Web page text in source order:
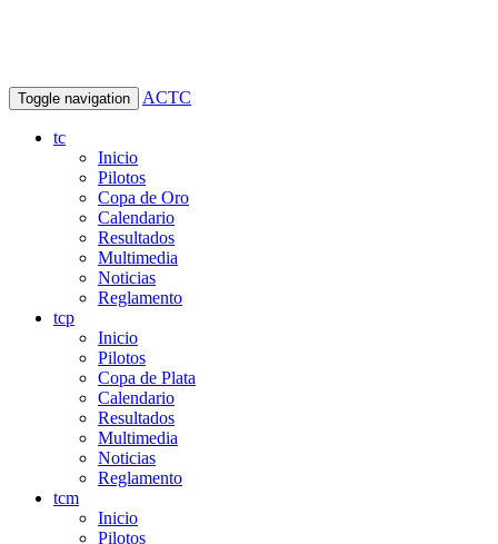
Toggle navigation ACTC
tc
Inicio
Pilotos
Copa de Oro
Calendario
Resultados
Multimedia
Noticias
Reglamento
tcp
Inicio
Pilotos
Copa de Plata
Calendario
Resultados
Multimedia
Noticias
Reglamento
tcm
Inicio
Pilotos